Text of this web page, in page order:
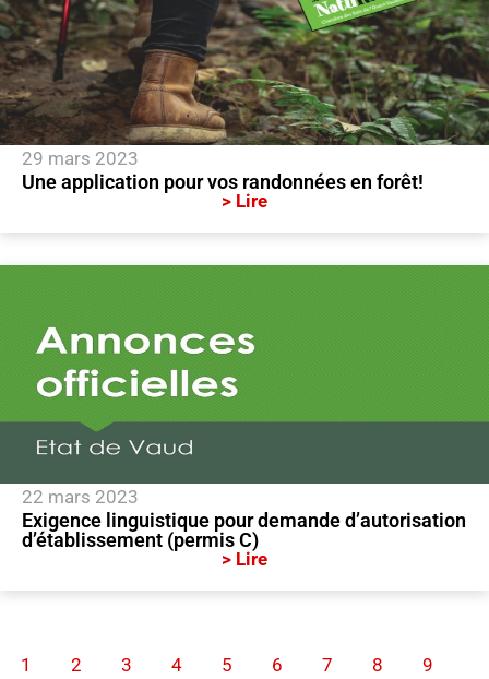
29 mars 2023
Une application pour vos randonnées en forêt!
> Lire
22 mars 2023
Exigence linguistique pour demande d’autorisation
d’établissement (permis C)
> Lire
1 2 3 4 5 6 7 8
9